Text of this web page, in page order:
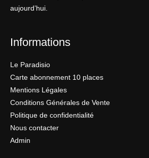
aujourd’hui.
Informations
Le Paradisio
Carte abonnement 10 places
Mentions Légales
Conditions Générales de Vente
Politique de confidentialité
Nous contacter
Admin